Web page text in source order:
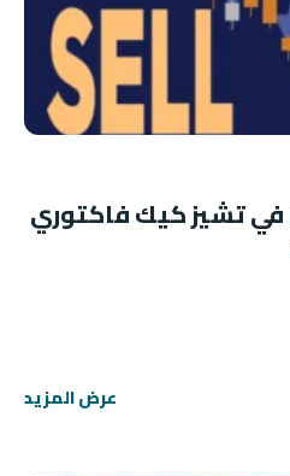
تحليل صفقة Insider في تشيز كيك فاكتوري
عرض المزيد